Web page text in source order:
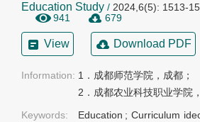
Education Study / 2024,6(5): 1513-
941
679
View Download PDF
Information: 1．成都师范学院，成都；
2．成都农业科技职业学院
Keywords:
Education ;Curriculum